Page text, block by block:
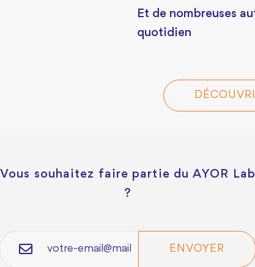
Et de nombreuses
quotidien
Vous souhaitez faire partie du AYOR Lab
?
ENVOYER